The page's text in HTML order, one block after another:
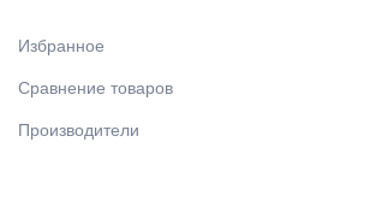
Избранное
Сравнение товаров
Производители